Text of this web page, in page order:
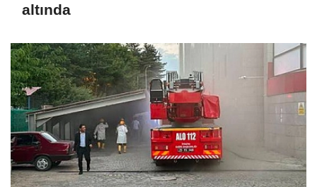
altında